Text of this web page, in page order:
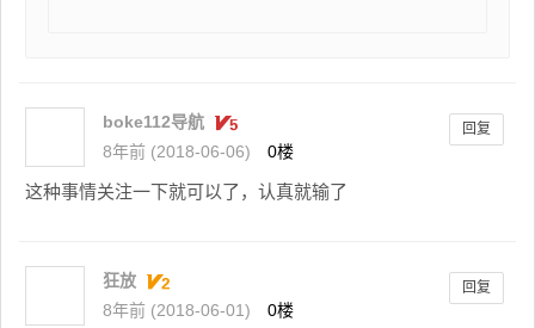
boke112导航
8年前 (2018-06-06)
0楼
回复
这种事情关注一下就可以了，认真就输了
狂放
8年前 (2018-06-01)
0楼
回复